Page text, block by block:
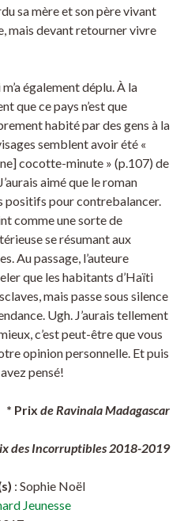
sa mère et son père vivant
mais devant retourner vivre
également déplu. À la
que ce pays n’est que
habité par des gens à la
semblent avoir été «
cocotte-minute » (p.107) de
aimé que le roman
positifs pour contrebalancer.
comme une sorte de
se résumant aux
Au passage, l’auteure
que les habitants d’Haïti
mais passe sous silence
Ugh. J’aurais tellement
c’est peut-être que vous
opinion personnelle. Et puis
pensé!
* Prix de Ravinala Madagascar
des Incorruptibles 2018-2019
: Sophie Noël
Jeunesse